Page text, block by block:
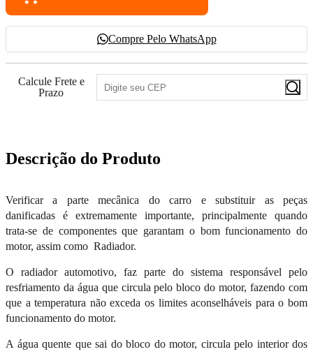
Compre Pelo WhatsApp
Calcule Frete e
Prazo
Descrição do Produto
Verificar a parte mecânica do carro e substituir as peças
danificadas é extremamente importante, principalmente quando
trata-se de componentes que garantam o bom funcionamento do
motor, assim como Radiador.
O radiador automotivo, faz parte do sistema responsável pelo
resfriamento da água que circula pelo bloco do motor, fazendo com
que a temperatura não exceda os limites aconselháveis para o bom
funcionamento do motor.
A água quente que sai do bloco do motor, circula pelo interior dos